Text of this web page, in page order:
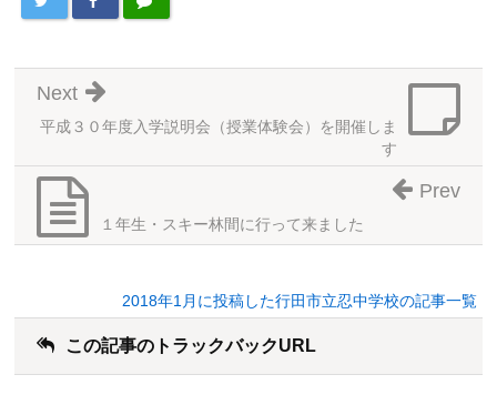
平成３０年度入学説明会（授業体験会）を開催しま
す
Next
１年生・スキー林間に行って来ました
Prev
2018年1月に投稿した行田市立忍中学校の記事一覧
この記事のトラックバックURL